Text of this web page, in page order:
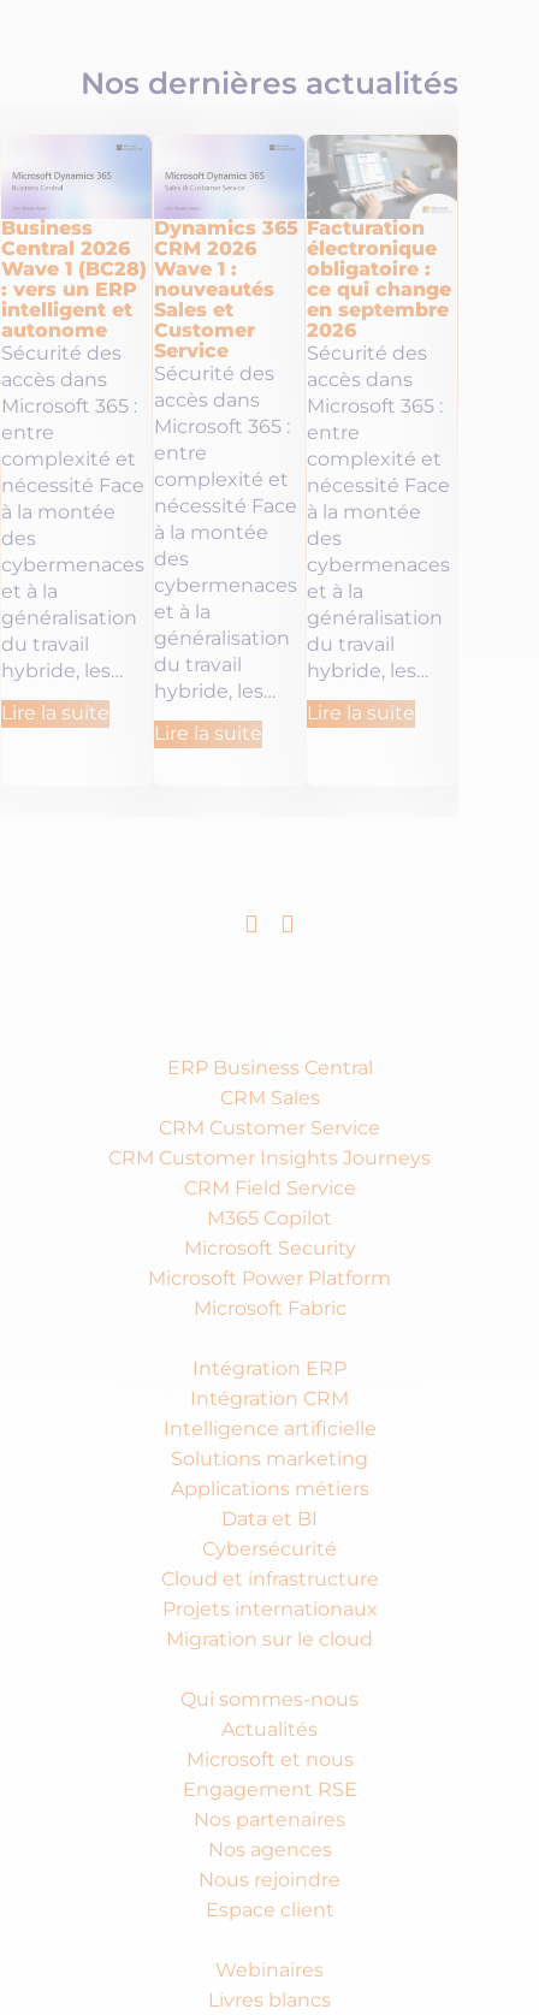
Nos dernières actualités
Business
Central 2026
Wave 1 (BC28)
: vers un ERP
intelligent et
autonome
Sécurité des
accès dans
Microsoft 365 :
entre
complexité et
nécessité Face
à la montée
des
cybermenaces
et à la
généralisation
du travail
hybride, les…
Lire la suite
Dynamics 365
CRM 2026
Wave 1 :
nouveautés
Sales et
Customer
Service
Sécurité des
accès dans
Microsoft 365 :
entre
complexité et
nécessité Face
à la montée
des
cybermenaces
et à la
généralisation
du travail
hybride, les…
Lire la suite
Facturation
électronique
obligatoire :
ce qui change
en septembre
2026
Sécurité des
accès dans
Microsoft 365 :
entre
complexité et
nécessité Face
à la montée
des
cybermenaces
et à la
généralisation
du travail
hybride, les…
Lire la suite
Linkedin
ERP Business Central
CRM Sales
CRM Customer Service
CRM Customer Insights Journeys
CRM Field Service
M365 Copilot
Microsoft Security
Microsoft Power Platform
Microsoft Fabric
Intégration ERP
Intégration CRM
Intelligence artificielle
Solutions marketing
Applications métiers
Data et BI
Cybersécurité
Cloud et infrastructure
Projets internationaux
Migration sur le cloud
Qui sommes-nous
Actualités
Microsoft et nous
Engagement RSE
Nos partenaires
Nos agences
Nous rejoindre
Espace client
Webinaires
Livres blancs